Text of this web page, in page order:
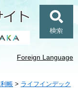
Foreign Language
帳 > ライフインデック